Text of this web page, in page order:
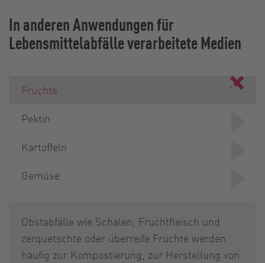
In anderen Anwendungen für
Lebensmittelabfälle verarbeitete Medien
Früchte
Pektin
Kartoffeln
Gemüse
Obstabfälle wie Schalen, Fruchtfleisch und
zerquetschte oder überreife Früchte werden
häufig zur Kompostierung, zur Herstellung von